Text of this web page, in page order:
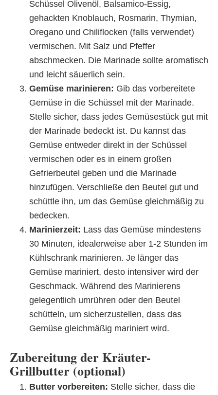
Schüssel Olivenöl, Balsamico-Essig,
gehackten Knoblauch, Rosmarin, Thymian,
Oregano und Chiliflocken (falls verwendet)
vermischen. Mit Salz und Pfeffer
abschmecken. Die Marinade sollte aromatisch
und leicht säuerlich sein.
Gemüse marinieren: Gib das vorbereitete
Gemüse in die Schüssel mit der Marinade.
Stelle sicher, dass jedes Gemüsestück gut mit
der Marinade bedeckt ist. Du kannst das
Gemüse entweder direkt in der Schüssel
vermischen oder es in einem großen
Gefrierbeutel geben und die Marinade
hinzufügen. Verschließe den Beutel gut und
schüttle ihn, um das Gemüse gleichmäßig zu
bedecken.
Marinierzeit: Lass das Gemüse mindestens
30 Minuten, idealerweise aber 1-2 Stunden im
Kühlschrank marinieren. Je länger das
Gemüse mariniert, desto intensiver wird der
Geschmack. Während des Marinierens
gelegentlich umrühren oder den Beutel
schütteln, um sicherzustellen, dass das
Gemüse gleichmäßig mariniert wird.
Zubereitung der Kräuter-
Grillbutter (optional)
Butter vorbereiten: Stelle sicher, dass die